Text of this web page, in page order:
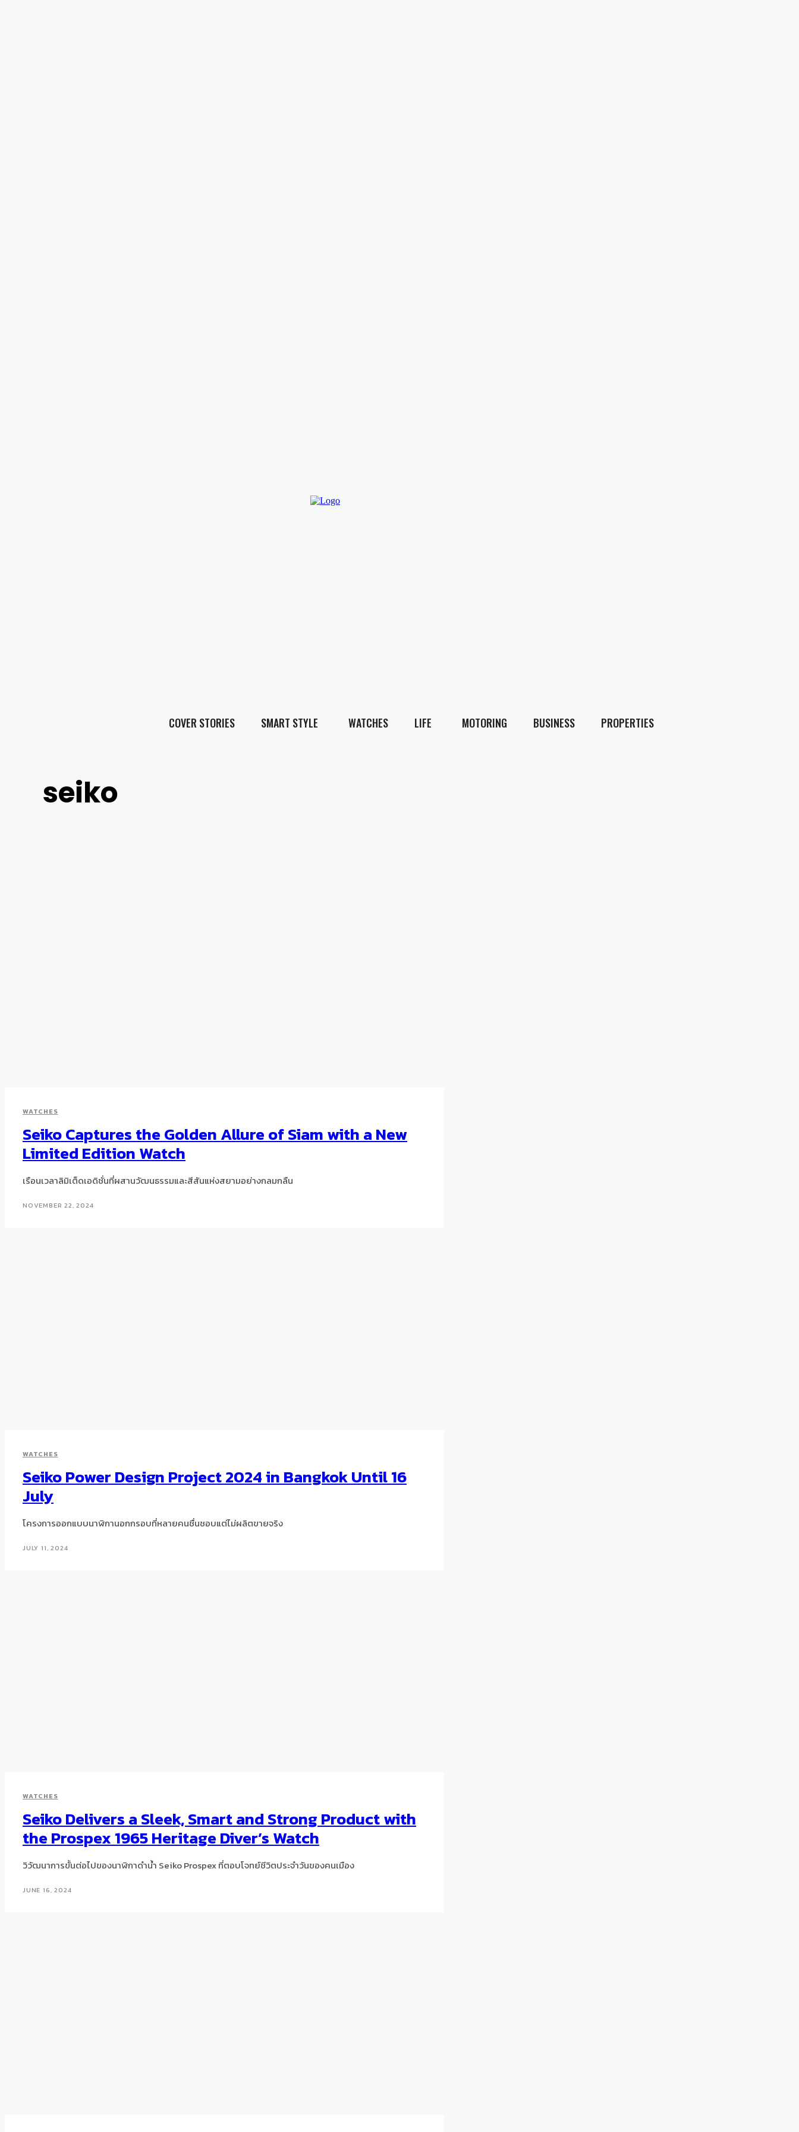
COVER STORIES SMART STYLE WATCHES LIFE MOTORING BUSINESS PROPERTIES
seiko
WATCHES
Seiko Captures the Golden Allure of Siam with a New
Limited Edition Watch
เรือนเวลาลิมิเต็ดเอดิชั่นที่ผสานวัฒนธรรมและสีสันแห่งสยามอย่างกลมกลืน
NOVEMBER 22, 2024
WATCHES
Seiko Power Design Project 2024 in Bangkok Until 16
July
โครงการออกแบบนาฬิกานอกกรอบที่หลายคนชื่นชอบแต่ไม่ผลิตขายจริง
JULY 11, 2024
WATCHES
Seiko Delivers a Sleek, Smart and Strong Product with
the Prospex 1965 Heritage Diver’s Watch
วิวัฒนาการขั้นต่อไปของนาฬิกาดำน้ำ Seiko Prospex ที่ตอบโจทย์ชีวิตประจำวันของคนเมือง
JUNE 16, 2024